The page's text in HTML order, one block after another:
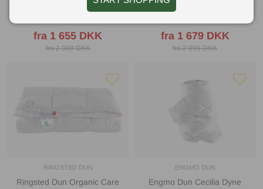
fra 1 655 DKK
fra 2 069 DKK
Dyne 140x220 cm
fra 1 679 DKK
fra 2 099 DKK
RINGSTED DUN
Ringsted Dun Organic Care
ENGMO DUN
Engmo Dun Cecilia Dyne